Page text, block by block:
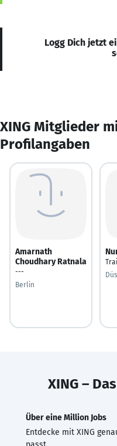
Logg Dich jetzt
XING Mitglieder
Profilangaben
Amarnath
Choudhary Ratnala
---
Berlin
XING –
Über eine Million Jobs
Entdecke mit XING